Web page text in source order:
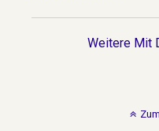
Weitere Mit